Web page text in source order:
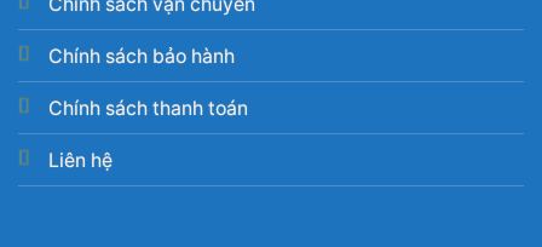
Chính sách bảo hành
Chính sách thanh toán
Liên hệ